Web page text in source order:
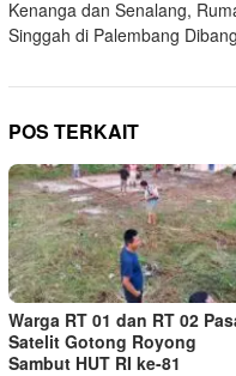
Kenanga dan Senalang,
Singgah di Palembang
POS TERKAIT
Warga RT 01 dan RT 02
Satelit Gotong Royong
Sambut HUT RI ke-81